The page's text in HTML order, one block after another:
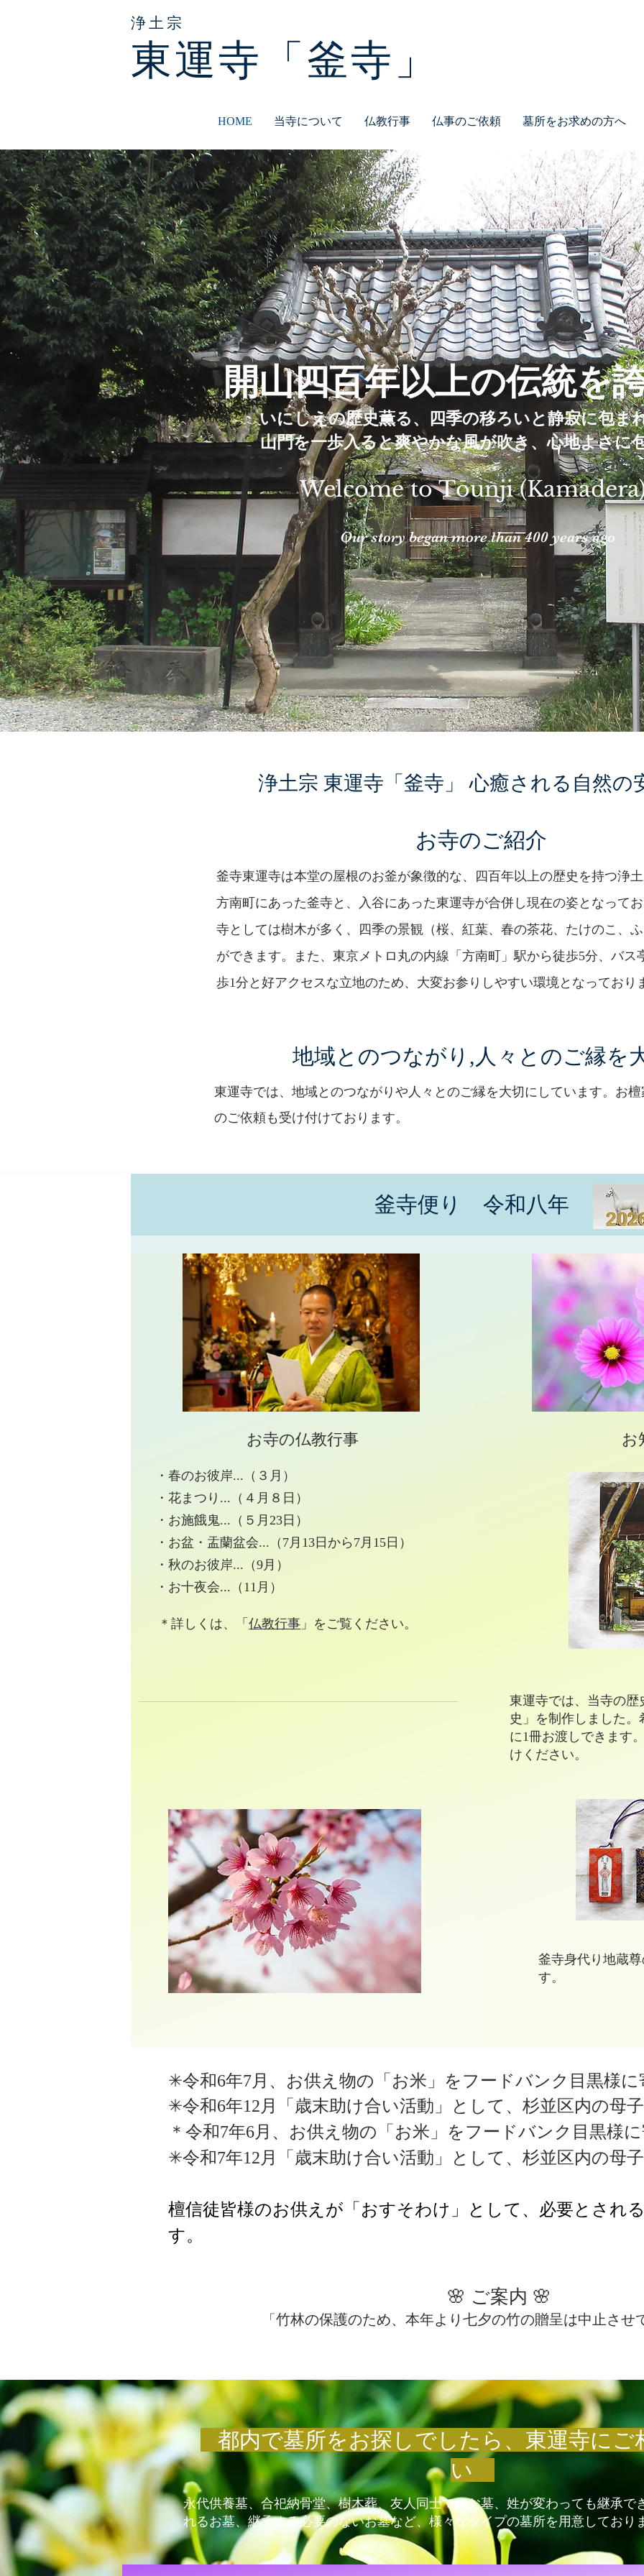
浄土宗
東運寺「釜寺」
HOME 当寺について 仏教行事 仏事のご依頼 墓所をお求めの方へ
開山四百年以上の伝統を
いにしえの歴史薫る、四季の移ろいと静寂に包ま
山門を一歩入ると爽やかな風が吹き、心地よさに
Welcome to Tōunji
Our story began more than 400 years ago
浄土宗 東運寺「釜寺」 心癒される自然の
お寺のご紹介
釜寺東運寺は本堂の屋根のお釜が象徴的な、四百年以上の歴史を持つ浄
方南町にあった釜寺と、入谷にあった東運寺が合併し現在の姿となって
寺としては樹木が多く、四季の景観（桜、紅葉、春の茶花、たけのこ、
ができます。また、東京メトロ丸の内線「方南町」駅から徒歩5分、バス
歩1分と好アクセスな立地のため、大変お参りしやすい環境となっており
地域とのつながり,人々とのご縁を
東運寺では、地域とのつながりや人々とのご縁を大切にしています。お
のご依頼も受け付けております。
​釜寺便り 令和八年
お寺の仏教行事
・春のお彼岸...（３月）
・花まつり...（４月８日）
・お施餓鬼...（５月23日）
・お盆・盂蘭盆会...（7月13日から 7月15日）
・秋のお彼岸...（9月）
・お十夜会...（11月）
＊詳しくは、「仏教行事 」をご覧ください。
お
東運寺では、当寺の
史」を制作しました
に1冊お渡しできます
けください。
釜寺身代り地蔵
す。
✳令和6年7月、お供え物の「お米」をフードバンク目黒様
✳令和6年12月「歳末助け合い活動」として、杉並区内の母
＊令和7年6月、お供え物の「お米」をフードバンク目黒様
✳令和7年12月「歳末助け合い活動」として、杉並区内の母
檀信徒皆様のお供えが「おすそわけ」として、必要とされ
す。
🌸 ご案内 🌸
「 竹林の保護のため、本年より七夕の竹の贈呈は中止させ
都内で墓所をお探しでしたら、東運寺にご
い
永代供養墓、合祀納骨堂、樹木葬、友人同士でのお墓、姓が変わっても継承で
れるお墓、継承する必要のないお墓など、様々なタイプの墓所を用意しており